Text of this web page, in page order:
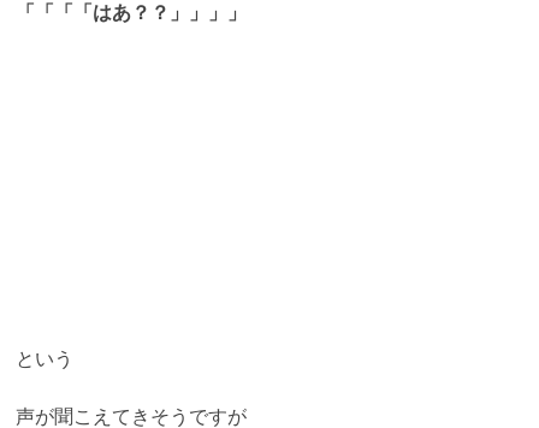
「「「「はあ？？」」」」
という
声が聞こえてきそうですが